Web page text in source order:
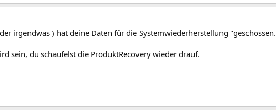
irgendwas ) hat deine Daten für die Systemwiederherstellung "geschossen.
sein, du schaufelst die ProduktRecovery wieder drauf.